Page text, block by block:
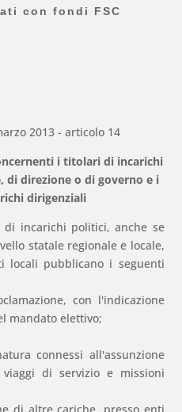
con fondi FSC
2013 - articolo 14
i titolari di incarichi
direzione o di governo e i
dirigenziali
incarichi politici, anche se
statale regionale e locale,
locali pubblicano i seguenti
con l'indicazione
mandato elettivo;
connessi all'assunzione
di servizio e missioni